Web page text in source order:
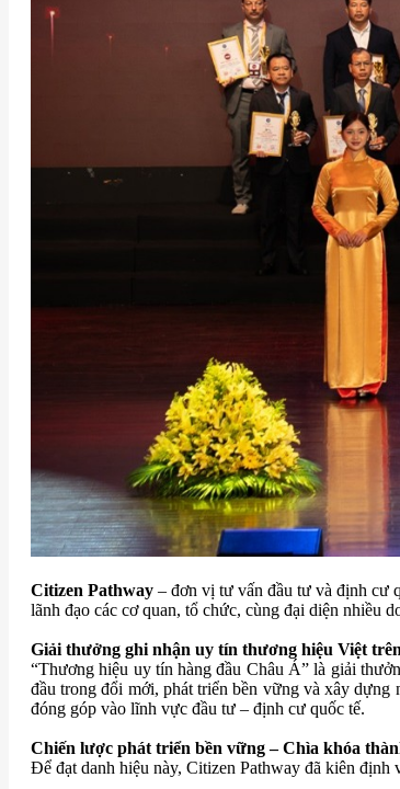
Citizen Pathway – đơn vị tư vấn đầu tư và định cư
lãnh đạo các cơ quan, tổ chức, cùng đại diện nhiều
Giải thưởng ghi nhận uy tín thương hiệu Việt
“Thương hiệu uy tín hàng đầu Châu Á” là giải
đầu trong đổi mới, phát triển bền vững và xây
đóng góp vào lĩnh vực đầu tư – định cư quốc tế.
Chiến lược phát triển bền vững – Chìa khóa
Để đạt danh hiệu này, Citizen Pathway đã kiên